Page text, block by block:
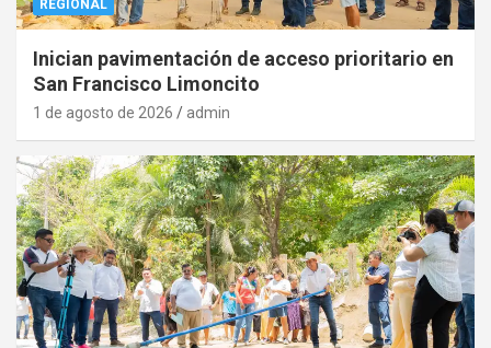
REGIONAL
Inician pavimentación de acceso prioritario en
San Francisco Limoncito
1 de agosto de 2026 admin